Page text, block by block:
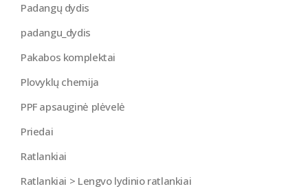
Padangų dydis
padangu_dydis
Pakabos komplektai
Plovyklų chemija
PPF apsauginė plėvelė
Priedai
Ratlankiai
Ratlankiai > Lengvo lydinio ratlankiai